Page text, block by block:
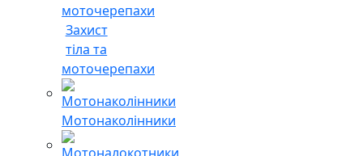
Захист
тіла та
моточерепахи
Мотонаколінники